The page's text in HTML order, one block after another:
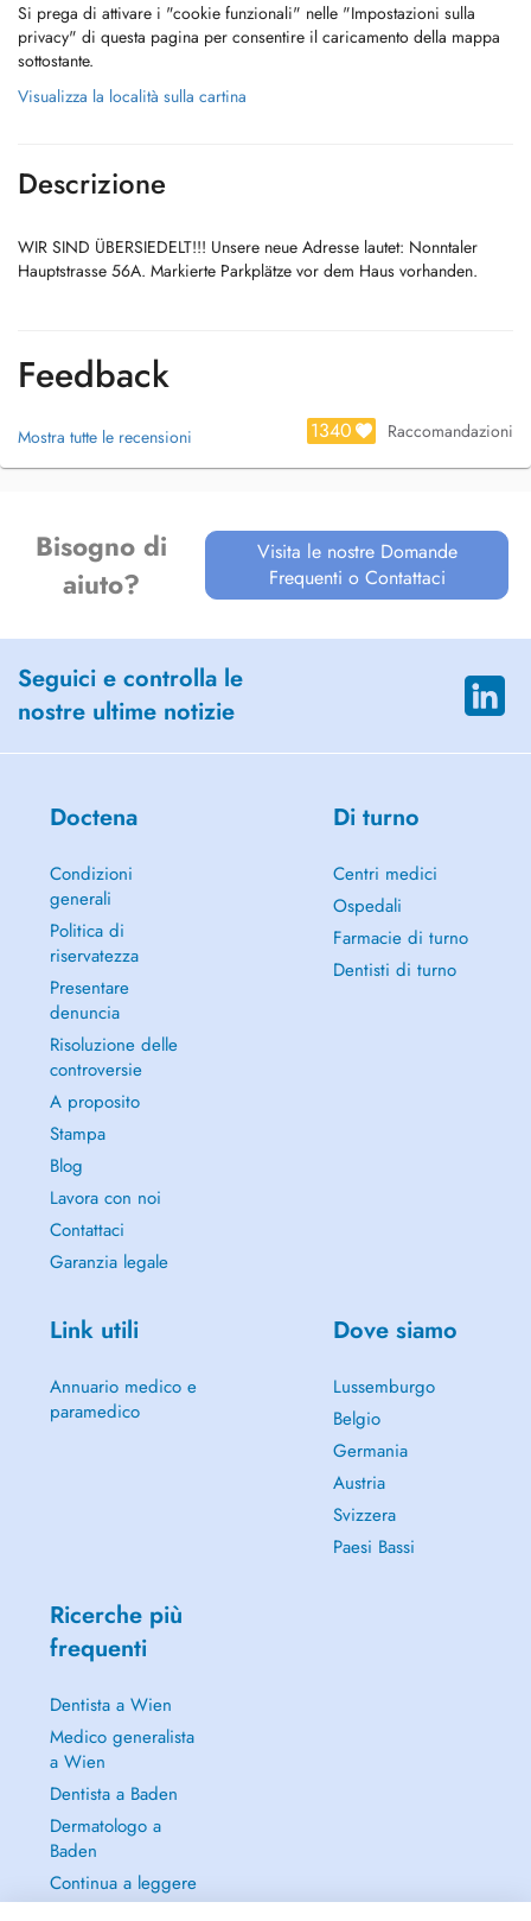
Si prega di attivare i "cookie funzionali" nelle "Impostazioni sulla
privacy" di questa pagina per consentire il caricamento della mappa
sottostante.
Visualizza la località sulla cartina
Descrizione
WIR SIND ÜBERSIEDELT!!! Unsere neue Adresse lautet: Nonntaler
Hauptstrasse 56A. Markierte Parkplätze vor dem Haus vorhanden.
Feedback
Mostra tutte le recensioni 1340 Raccomandazioni
Bisogno di
aiuto?
Visita le nostre Domande
Frequenti o Contattaci
Seguici e controlla le
nostre ultime notizie
Doctena
Condizioni
generali
Politica di
riservatezza
Presentare
denuncia
Risoluzione delle
controversie
A proposito
Stampa
Blog
Lavora con noi
Contattaci
Garanzia legale
Di turno
Centri medici
Ospedali
Farmacie di turno
Dentisti di turno
Link utili
Annuario medico e
paramedico
Dove siamo
Lussemburgo
Belgio
Germania
Austria
Svizzera
Paesi Bassi
Ricerche più
frequenti
Dentista a Wien
Medico generalista
a Wien
Dentista a Baden
Dermatologo a
Baden
Continua a leggere
→